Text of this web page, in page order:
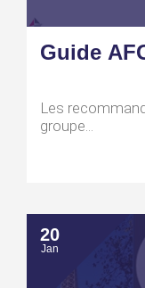
Guide
Les
groupe...
20
Jan